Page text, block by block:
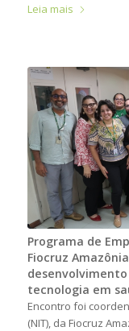
Leia mais
Programa de
Fiocruz
tecnologia em
Encontro foi
(NIT), da Fiocruz